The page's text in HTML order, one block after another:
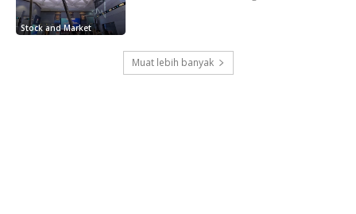
Stock and Market
Muat lebih banyak